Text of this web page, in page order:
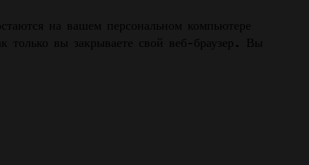
на вашем персональном компьютере
вы закрываете свой веб-браузер. Вы